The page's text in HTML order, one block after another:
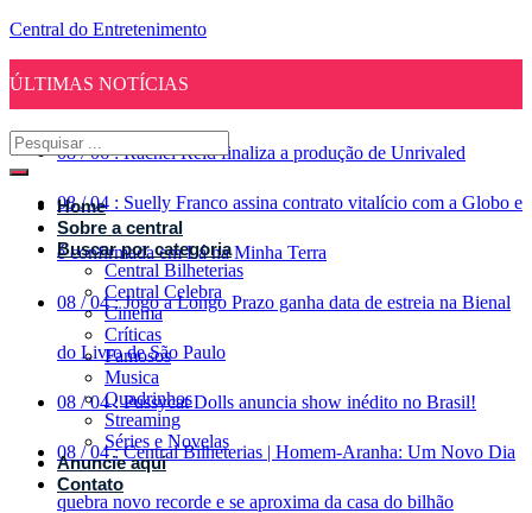
Central do Entretenimento
ÚLTIMAS NOTÍCIAS
08 / 06 : Rachel Reid finaliza a produção de Unrivaled
08 / 04 : Suelly Franco assina contrato vitalício com a Globo e
é confirmada em Lá na Minha Terra
08 / 04 : Jogo a Longo Prazo ganha data de estreia na Bienal
do Livro de São Paulo
08 / 04 : Pussycat Dolls anuncia show inédito no Brasil!
08 / 04 : Central Bilheterias | Homem-Aranha: Um Novo Dia
quebra novo recorde e se aproxima da casa do bilhão
Home
Sobre a central
Buscar por categoria
Central Bilheterias
Central Celebra
Cinema
Críticas
Famosos
Musica
Quadrinhos
Streaming
Séries e Novelas
Anuncie aqui
Contato